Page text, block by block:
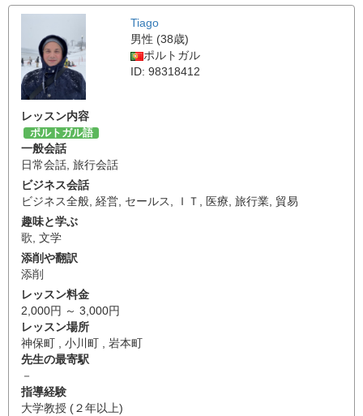
Tiago
男性 (38歳)
ポルトガル
ID: 98318412
レッスン内容
ポルトガル語
一般会話
日常会話, 旅行会話
ビジネス会話
ビジネス全般, 経営, セールス, ＩＴ , 医療, 旅行業, 貿易
趣味と学ぶ
歌, 文学
添削や翻訳
添削
レッスン料金
2,000円 ～ 3,000円
レッスン場所
神保町 , 小川町 , 岩本町
先生の最寄駅
－
指導経験
大学教授 (２年以上)